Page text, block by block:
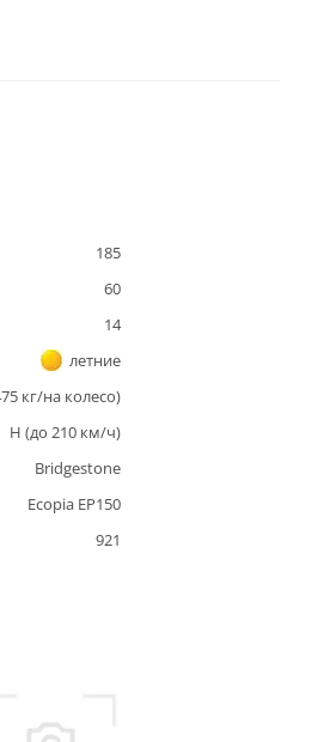
185
60
14
летние
кг/на колесо)
H (до 210 км/ч)
Bridgestone
Ecopia EP150
921